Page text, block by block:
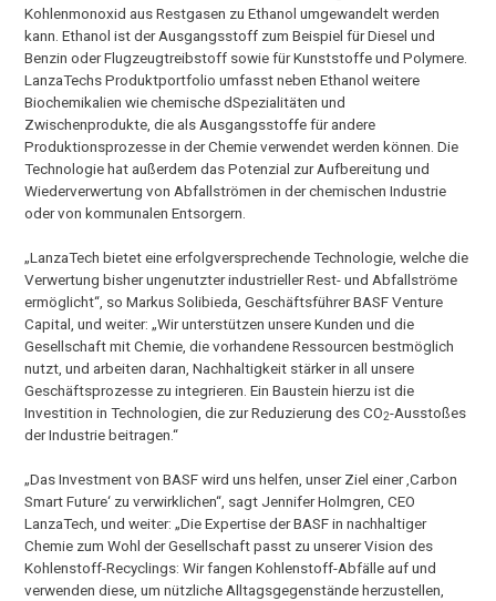
Kohlenmonoxid aus Restgasen zu Ethanol umgewandelt werden
kann. Ethanol ist der Ausgangsstoff zum Beispiel für Diesel und
Benzin oder Flugzeugtreibstoff sowie für Kunststoffe und Polymere.
LanzaTechs Produktportfolio umfasst neben Ethanol weitere
Biochemikalien wie chemische dSpezialitäten und
Zwischenprodukte, die als Ausgangsstoffe für andere
Produktionsprozesse in der Chemie verwendet werden können. Die
Technologie hat außerdem das Potenzial zur Aufbereitung und
Wiederverwertung von Abfallströmen in der chemischen Industrie
oder von kommunalen Entsorgern.
„LanzaTech bietet eine erfolgversprechende Technologie, welche die
Verwertung bisher ungenutzter industrieller Rest- und Abfallströme
ermöglicht“, so Markus Solibieda, Geschäftsführer BASF Venture
Capital, und weiter: „Wir unterstützen unsere Kunden und die
Gesellschaft mit Chemie, die vorhandene Ressourcen bestmöglich
nutzt, und arbeiten daran, Nachhaltigkeit stärker in all unsere
Geschäftsprozesse zu integrieren. Ein Baustein hierzu ist die
Investition in Technologien, die zur Reduzierung des CO2-Ausstoßes
der Industrie beitragen.“
„Das Investment von BASF wird uns helfen, unser Ziel einer ‚Carbon
Smart Future‘ zu verwirklichen“, sagt Jennifer Holmgren, CEO
LanzaTech, und weiter: „Die Expertise der BASF in nachhaltiger
Chemie zum Wohl der Gesellschaft passt zu unserer Vision des
Kohlenstoff-Recyclings: Wir fangen Kohlenstoff-Abfälle auf und
verwenden diese, um nützliche Alltagsgegenstände herzustellen,